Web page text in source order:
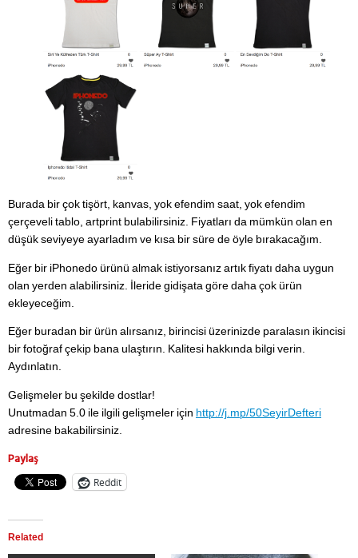
Burada bir çok tişört, kanvas, yok efendim saat, yok efendim
çerçeveli tablo, artprint bulabilirsiniz. Fiyatları da mümkün olan en
düşük seviyeye ayarladım ve kısa bir süre de öyle bırakacağım.
Eğer bir iPhonedo ürünü almak istiyorsanız artık fiyatı daha uygun
olan yerden alabilirsiniz. İleride gidişata göre daha çok ürün
ekleyeceğim.
Eğer buradan bir ürün alırsanız, birincisi üzerinizde paralasın ikincisi
bir fotoğraf çekip bana ulaştırın. Kalitesi hakkında bilgi verin.
Aydınlatın.
Gelişmeler bu şekilde dostlar!
Unutmadan 5.0 ile ilgili gelişmeler için http://j.mp/50SeyirDefteri
adresine bakabilirsiniz.
Paylaş
Reddit
Related